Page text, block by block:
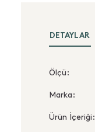
DETAYLAR
Ölçü:
Marka:
Ürün İçeriği: